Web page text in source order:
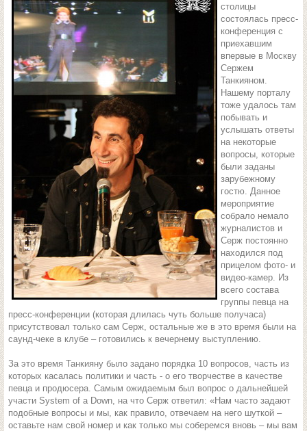
столицы
состоялась пресс-
конференция с
приехавшим
впервые в Москву
Сержем
Танкияном.
Нашему порталу
тоже удалось там
побывать и
услышать ответы
на некоторые
вопросы, которые
были заданы
зарубежному
гостю. Данное
мероприятие
собрало немало
журналистов и
Серж постоянно
находился под
прицелом фото- и
видео-камер. Из
всего состава
группы певца на
пресс-конференции (которая длилась чуть больше получаса)
присутствовал только сам Серж, остальные же в это время были на
саунд-чеке в клубе – готовились к вечернему выступлению.
За это время Танкияну было задано порядка 10 вопросов, часть из
которых касалась политики и часть - о его творчестве в качестве
певца и продюсера. Самым ожидаемым был вопрос о дальнейшей
участи System of a Down, на что Серж ответил: «Нам часто задают
подобные вопросы и мы, как правило, отвечаем на него шуткой –
оставьте нам свой номер и как только мы соберемся вновь – мы вам